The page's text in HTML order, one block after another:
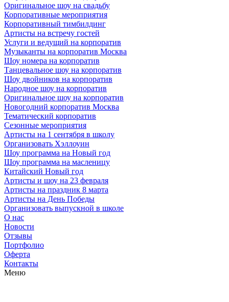
Оригинальное шоу на свадьбу
Корпоративные мероприятия
Корпоративный тимбилдинг
Артисты на встречу гостей
Услуги и ведущий на корпоратив
Музыканты на корпоратив Москва
Шоу номера на корпоратив
Танцевальное шоу на корпоратив
Шоу двойников на корпоратив
Народное шоу на корпоратив
Оригинальное шоу на корпоратив
Новогодний корпоратив Москва
Тематический корпоратив
Сезонные мероприятия
Артисты на 1 сентября в школу
Организовать Хэллоуин
Шоу программа на Новый год
Шоу программа на масленицу
Китайский Новый год
Артисты и шоу на 23 февраля
Артисты на праздник 8 марта
Артисты на День Победы
Организовать выпускной в школе
О нас
Новости
Отзывы
Портфолио
Оферта
Контакты
Меню